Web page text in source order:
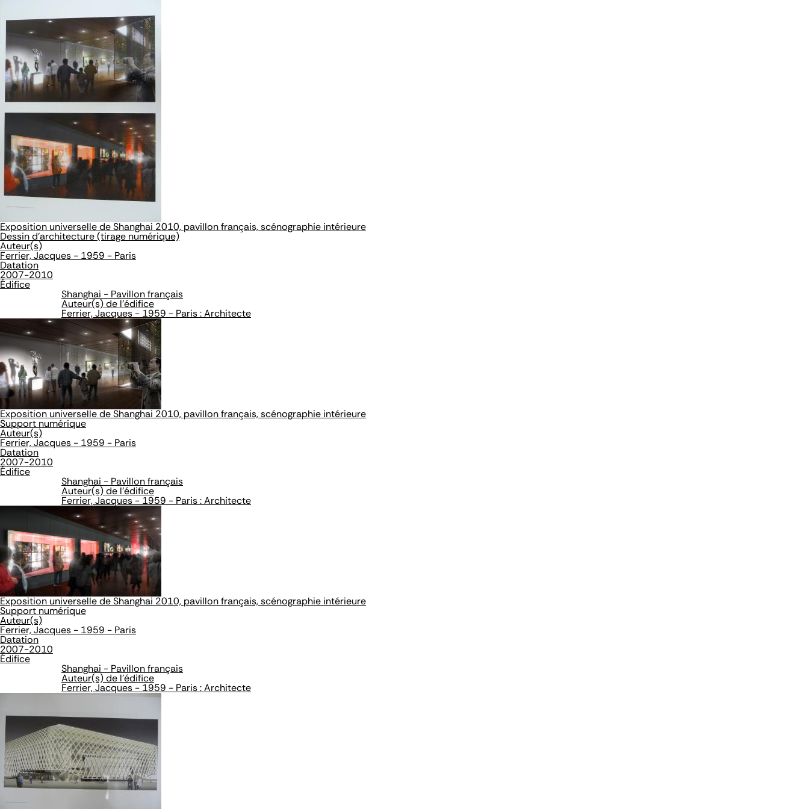
Exposition universelle de Shanghai 2010, pavillon français, scénographie intérieure
Dessin d'architecture (tirage numérique)
Auteur(s)
Ferrier, Jacques - 1959 - Paris
Datation
2007-2010
Édifice
Shanghai - Pavillon français
Auteur(s) de l'édifice
Ferrier, Jacques - 1959 - Paris : Architecte
Exposition universelle de Shanghai 2010, pavillon français, scénographie intérieure
Support numérique
Auteur(s)
Ferrier, Jacques - 1959 - Paris
Datation
2007-2010
Édifice
Shanghai - Pavillon français
Auteur(s) de l'édifice
Ferrier, Jacques - 1959 - Paris : Architecte
Exposition universelle de Shanghai 2010, pavillon français, scénographie intérieure
Support numérique
Auteur(s)
Ferrier, Jacques - 1959 - Paris
Datation
2007-2010
Édifice
Shanghai - Pavillon français
Auteur(s) de l'édifice
Ferrier, Jacques - 1959 - Paris : Architecte